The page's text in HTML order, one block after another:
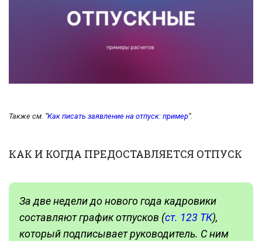
Также см. “Как писать заявление на отпуск: пример“.
КАК И КОГДА ПРЕДОСТАВЛЯЕТСЯ ОТПУСК
За две недели до нового года кадровики
составляют график отпусков (ст. 123 ТК),
который подписывает руководитель. С ним